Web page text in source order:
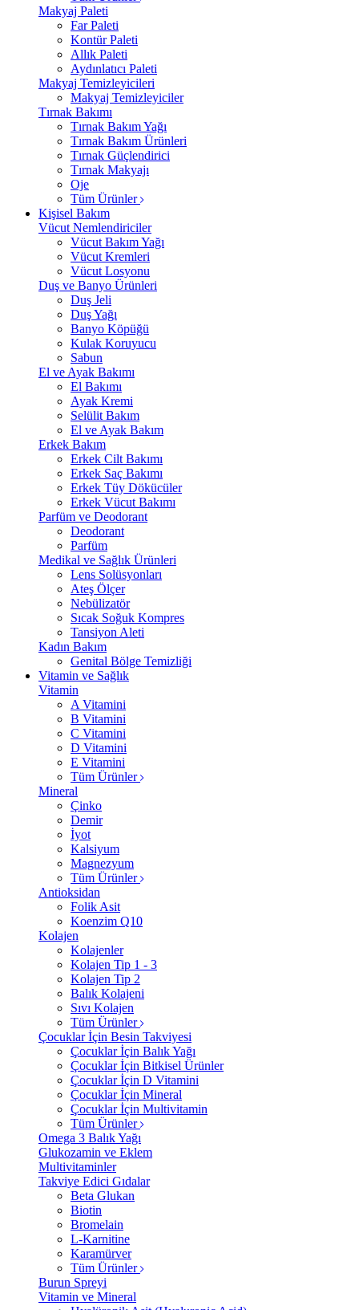
Makyaj Paleti
Far Paleti
Kontür Paleti
Allık Paleti
Aydınlatıcı Paleti
Makyaj Temizleyicileri
Makyaj Temizleyiciler
Tırnak Bakımı
Tırnak Bakım Yağı
Tırnak Bakım Ürünleri
Tırnak Güçlendirici
Tırnak Makyajı
Oje
Tüm Ürünler
Kişisel Bakım
Vücut Nemlendiriciler
Vücut Bakım Yağı
Vücut Kremleri
Vücut Losyonu
Duş ve Banyo Ürünleri
Duş Jeli
Duş Yağı
Banyo Köpüğü
Kulak Koruyucu
Sabun
El ve Ayak Bakımı
El Bakımı
Ayak Kremi
Selülit Bakım
El ve Ayak Bakım
Erkek Bakım
Erkek Cilt Bakımı
Erkek Saç Bakımı
Erkek Tüy Dökücüler
Erkek Vücut Bakımı
Parfüm ve Deodorant
Deodorant
Parfüm
Medikal ve Sağlık Ürünleri
Lens Solüsyonları
Ateş Ölçer
Nebülizatör
Sıcak Soğuk Kompres
Tansiyon Aleti
Kadın Bakım
Genital Bölge Temizliği
Vitamin ve Sağlık
Vitamin
A Vitamini
B Vitamini
C Vitamini
D Vitamini
E Vitamini
Tüm Ürünler
Mineral
Çinko
Demir
İyot
Kalsiyum
Magnezyum
Tüm Ürünler
Antioksidan
Folik Asit
Koenzim Q10
Kolajen
Kolajenler
Kolajen Tip 1 - 3
Kolajen Tip 2
Balık Kolajeni
Sıvı Kolajen
Tüm Ürünler
Çocuklar İçin Besin Takviyesi
Çocuklar İçin Balık Yağı
Çocuklar İçin Bitkisel Ürünler
Çocuklar İçin D Vitamini
Çocuklar İçin Mineral
Çocuklar İçin Multivitamin
Tüm Ürünler
Omega 3 Balık Yağı
Glukozamin ve Eklem
Multivitaminler
Takviye Edici Gıdalar
Beta Glukan
Biotin
Bromelain
L-Karnitine
Karamürver
Tüm Ürünler
Burun Spreyi
Vitamin ve Mineral